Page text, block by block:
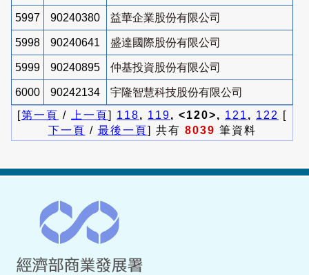
5997 90240380 益華企業股份有限公司
5998 90240641 盛達國際股份有限公司
5999 90240895 仲基投資股份有限公司
6000 90242134
宇隆智慧科技股份有限公司
[第一頁 / 上一頁] 118, 119, <120>, 121 , 122
[
下一頁 / 最後一頁] 共有 8039 筆資料